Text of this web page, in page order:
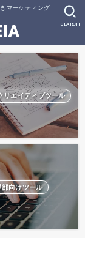
マーケティング
SEARCH
リエイティブツール
部向けツール